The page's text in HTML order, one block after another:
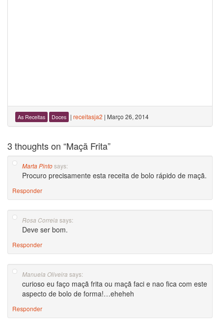
As Receitas Doces | receitasja2 | Março 26, 2014
3 thoughts on “Maçã Frita”
Marta Pintosays:
Procuro precisamente esta receita de bolo rápido de maçã.
Responder
Rosa Correia says:
Deve ser bom.
Responder
Manuela Oliveira says:
curioso eu faço maçã frita ou maçã faci e nao fica com este
aspecto de bolo de forma!…eheheh
Responder